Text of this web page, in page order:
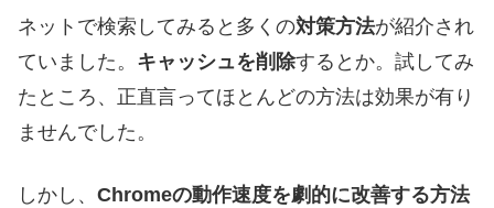
ネットで検索してみると多くの対策方法が紹介され
ていました。 キャッシュを削除するとか。試してみ
たところ、正直言ってほとんどの方法は効果が有り
ませんでした。
しかし、 Chromeの動作速度を劇的に改善する方法